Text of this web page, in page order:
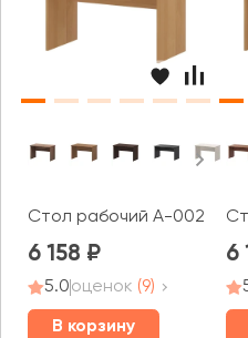
Стол рабочий А-002 Арго
6 158
5.0оценок (9)
В корзину
6